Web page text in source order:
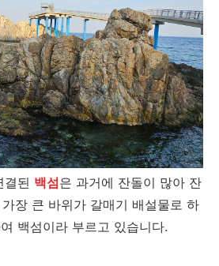
결된 백섬은 과거에 잔돌이 많아 잔
장 큰 바위가 갈매기 배설물로 하
백섬이라 부르고 있습니다.